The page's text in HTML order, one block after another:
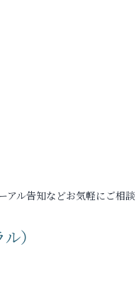
アル告知などお気軽にご相
）